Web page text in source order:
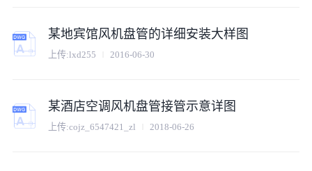
某地宾馆风机盘管的详细安装大样图
上传:lxd255 2016-06-30
某酒店空调风机盘管接管示意详图
上传:cojz_6547421_zl 2018-06-26